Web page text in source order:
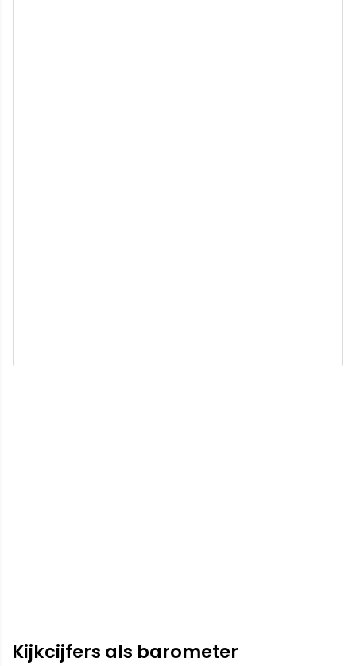
Kijkcijfers als barometer